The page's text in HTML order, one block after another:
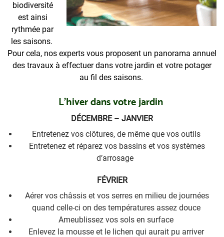
biodiversité
est ainsi
rythmée par
les saisons.
Pour cela, nos experts vous proposent un panorama annuel
des travaux à effectuer dans votre jardin et votre potager
au fil des saisons.
L’hiver dans votre jardin
DÉCEMBRE – JANVIER
Entretenez vos clôtures, de même que vos outils
Entretenez et réparez vos bassins et vos systèmes
d’arrosage
FÉVRIER
Aérer vos châssis et vos serres en milieu de journées
quand celle-ci on des températures assez douce
Ameublissez vos sols en surface
Enlevez la mousse et le lichen qui aurait pu arriver